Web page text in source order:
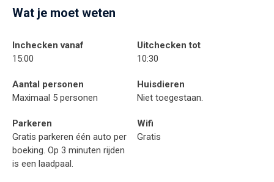
Wat je moet weten
Inchecken vanaf
15:00
Uitchecken tot
10:30
Aantal personen
Maximaal 5 personen
Huisdieren
Niet toegestaan.
Parkeren
Gratis parkeren één auto per
boeking. Op 3 minuten rijden
is een laadpaal.
Wifi
Gratis